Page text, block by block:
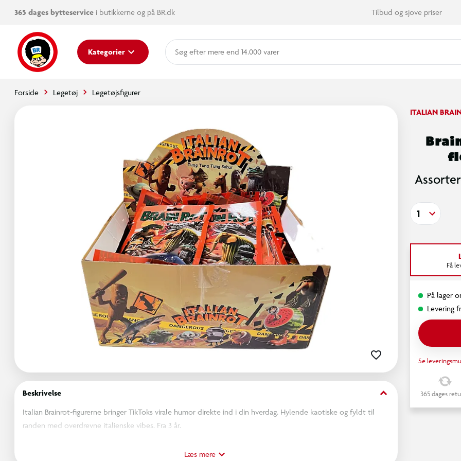
365 dages bytteservice i butikkerne og på BR.dk Tilbud og sjove priser
Kategorier mere end 14.000 varer
Forside Legetøj Legetøjsfigurer
Beskrivelse keyboard_arrow_down
Italian Brainrot-figurerne bringer TikToks virale humor direkte ind i din hverdag. Hylende kaotiske og fyldt til
randen med overdrevne italienske vibes. Fra 3 år.
OBS! Varen er assorteret, og en bestemt variant kan ikke garanteres.
Læs mere
ITALIAN
1
Få
På lager
Levering
Se
365 dages